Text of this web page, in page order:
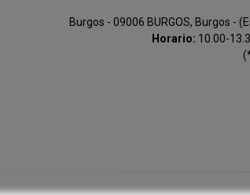
Burgos - 09006 BURGOS, Burgos -
Horario: 10.00-